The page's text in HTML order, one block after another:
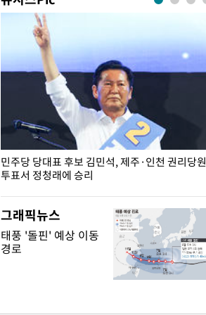
민주당 당대표 후보 김민석, 제주·인천 권리당원
투표서 정청래에 승리
그래픽뉴스
태풍 '돌핀' 예상 이동
경로